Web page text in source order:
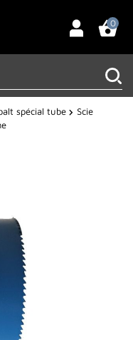
0
spécial tube
Scie